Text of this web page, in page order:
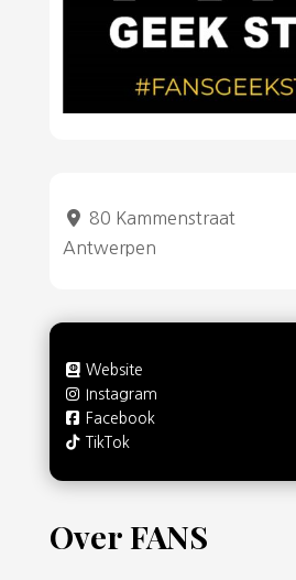
80 Kammenstraat
Antwerpen
Website
Instagram
Facebook
TikTok
Over FANS